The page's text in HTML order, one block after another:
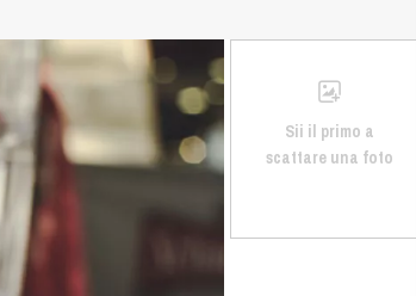
Sii il primo a
scattare una foto